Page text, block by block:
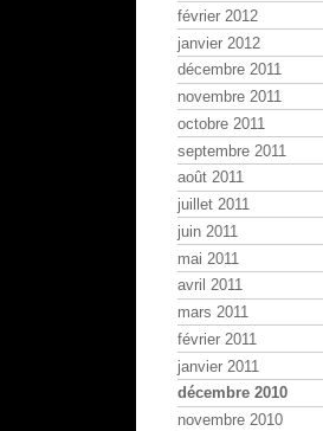
février 2012
janvier 2012
décembre 2011
novembre 2011
octobre 2011
septembre 2011
août 2011
juillet 2011
juin 2011
mai 2011
avril 2011
mars 2011
février 2011
janvier 2011
décembre 2010
novembre 2010